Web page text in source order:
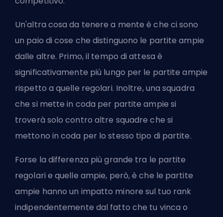
Un'altra cosa da tenere a mente è che ci sono
un paio di cose che distinguono le partite ampie
dalle altre. Primo, il tempo di attesa è
significativamente più lungo per le partite ampie
rispetto a quelle regolari. Inoltre, una squadra
che si mette in coda per partite ampie si
troverà solo contro altre squadre che si
mettono in coda per lo stesso tipo di partite.
Forse la differenza più grande tra le partite
regolari e quelle ampie, però, è che le partite
ampie hanno un impatto minore sul tuo rank
indipendentemente dal fatto che tu vinca o